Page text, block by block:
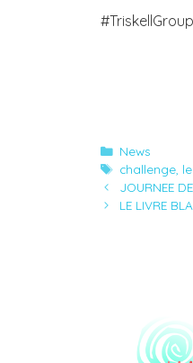
Catégories
News
Étiquettes
challenge,
JOURNEE
LE LIVRE